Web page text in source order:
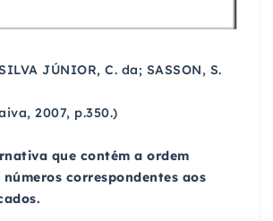
JÚNIOR, C. da; SASSON, S.
2007, p.350.)
que contém a ordem
correspondentes aos